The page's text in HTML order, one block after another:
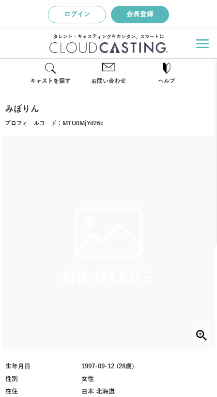
ログイン 会員登録
タレント・キャスティングをカンタン、スマートに
キャストを探す お問い合わせ ヘルプ
みぽりん
プロフィールコード： MTU0MjYd26c
生年月日
1997-09-12 (28歳)
性別
女性
在住
日本 北海道